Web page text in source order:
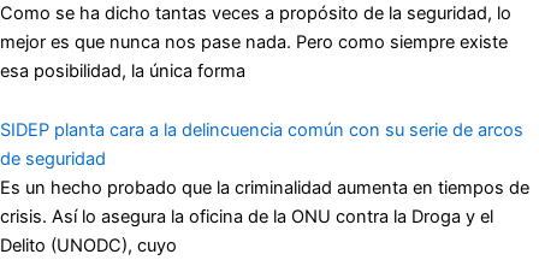
Como se ha dicho tantas veces a propósito de la seguridad, lo
mejor es que nunca nos pase nada. Pero como siempre existe
esa posibilidad, la única forma
SIDEP planta cara a la delincuencia común con su serie de arcos
de seguridad
Es un hecho probado que la criminalidad aumenta en tiempos de
crisis. Así lo asegura la oficina de la ONU contra la Droga y el
Delito (UNODC), cuyo